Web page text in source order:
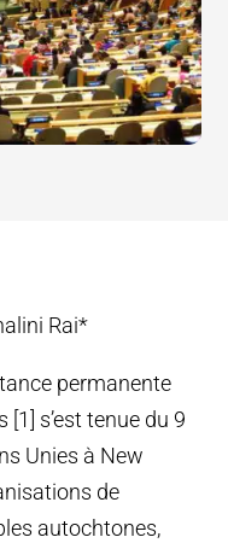
Rai*
permanente
s’est tenue du 9
Unies à New
de
autochtones,